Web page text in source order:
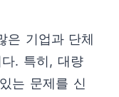
은 기업과 단체
. 특히, 대량
는 문제를 신